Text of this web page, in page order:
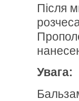
Після
Увага: